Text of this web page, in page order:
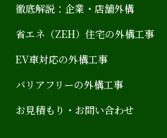
徹底解説：企業・店舗外構
省エネ（ZEH）住宅の外構工事
EV車対応の外構工事
バリアフリーの外構工事
お見積もり・お問い合わせ